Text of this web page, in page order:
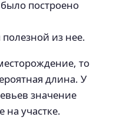
построено
из нее.
то
длина. У
значение
на участке.